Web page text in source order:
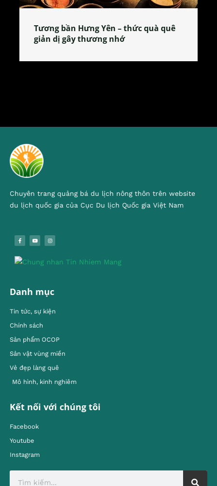
Tương bần Hưng Yên – thức quà quê
giản dị gây thương nhớ
Chuyên trang quảng bá du lịch nông thôn trên website
du lịch quốc gia của Cục Du lịch Quốc gia Việt Nam
Danh mục
Tin tức, sự kiện
Chính sách
Sản phẩm OCOP
Sản vật vùng miền
Vẻ đẹp làng quê
Mô hình, kinh nghiêm
Kết nối với chúng tôi
Facebook
Youtube
Instagram